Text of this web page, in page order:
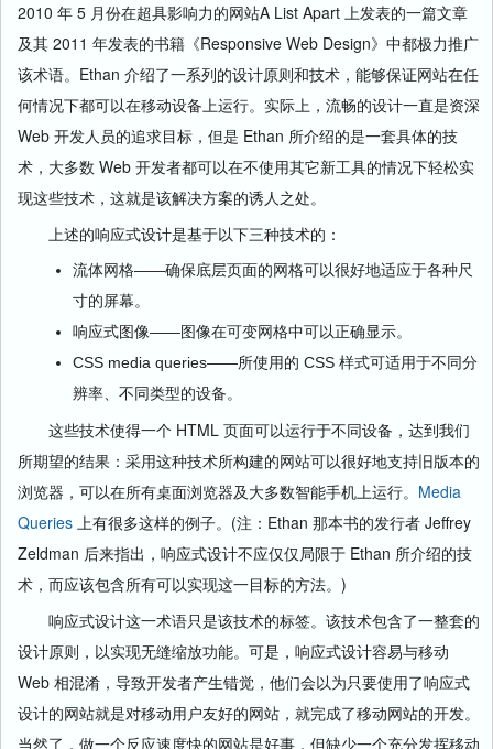
2010 年 5 月份在超具影响力的网站A List Apart 上发表的一篇文章
及其 2011 年发表的书籍《Responsive Web Design》中都极力推广
该术语。Ethan 介绍了一系列的设计原则和技术，能够保证网站在任
何情况下都可以在移动设备上运行。实际上，流畅的设计一直是资深
Web 开发人员的追求目标，但是 Ethan 所介绍的是一套具体的技
术，大多数 Web 开发者都可以在不使用其它新工具的情况下轻松实
现这些技术，这就是该解决方案的诱人之处。
上述的响应式设计是基于以下三种技术的：
流体网格——确保底层页面的网格可以很好地适应于各种尺
寸的屏幕。
响应式图像——图像在可变网格中可以正确显示。
CSS media queries——所使用的 CSS 样式可适用于不同分
辨率、不同类型的设备。
这些技术使得一个 HTML 页面可以运行于不同设备，达到我们
所期望的结果：采用这种技术所构建的网站可以很好地支持旧版本的
浏览器，可以在所有桌面浏览器及大多数智能手机上运行。 Media
Queries 上有很多这样的例子。(注：Ethan 那本书的发行者 Jeffrey
Zeldman 后来指出，响应式设计不应仅仅局限于 Ethan 所介绍的技
术，而应该包含所有可以实现这一目标的方法。)
响应式设计这一术语只是该技术的标签。该技术包含了一整套的
设计原则，以实现无缝缩放功能。可是，响应式设计容易与移动
Web 相混淆，导致开发者产生错觉，他们会以为只要使用了响应式
设计的网站就是对移动用户友好的网站，就完成了移动网站的开发。
当然了，做一个反应速度快的网站是好事，但缺少一个充分发挥移动